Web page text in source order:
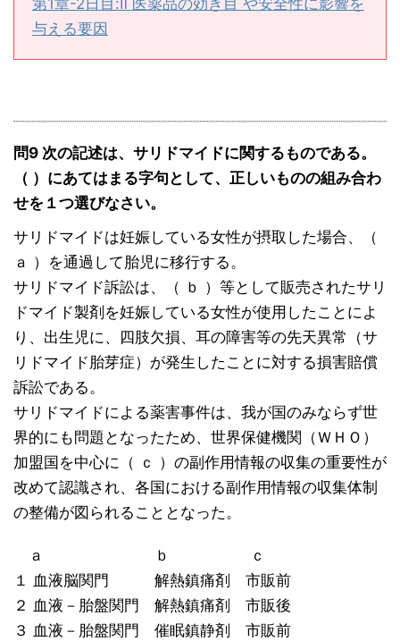
第1章-2日目:Ⅱ 医薬品の効き目 や安全性に影響を
与える要因
問9 次の記述は、サリドマイドに関するものである。
（ ）にあてはまる字句として、正しいものの組み合わ
せを１つ選びなさい。
サリドマイドは妊娠している女性が摂取した場合、（
ａ ）を通過して胎児に移行する。
サリドマイド訴訟は、（ ｂ ）等として販売されたサリ
ドマイド製剤を妊娠している女性が使用したことによ
り、出生児に、四肢欠損、耳の障害等の先天異常（サ
リドマイド胎芽症）が発生したことに対する損害賠償
訴訟である。
サリドマイドによる薬害事件は、我が国のみならず世
界的にも問題となったため、世界保健機関（ＷＨＯ）
加盟国を中心に（ ｃ ）の副作用情報の収集の重要性が
改めて認識され、各国における副作用情報の収集体制
の整備が図られることとなった。
ａ ｂ ｃ
１ 血液脳関門 解熱鎮痛剤 市販前
２ 血液－胎盤関門 解熱鎮痛剤 市販後
３ 血液－胎盤関門 催眠鎮静剤 市販前